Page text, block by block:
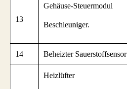
13
Gehäuse-Steuermodul
Beschleuniger.
14 Beheizter Sauerstoffsensor
Heizlüfter